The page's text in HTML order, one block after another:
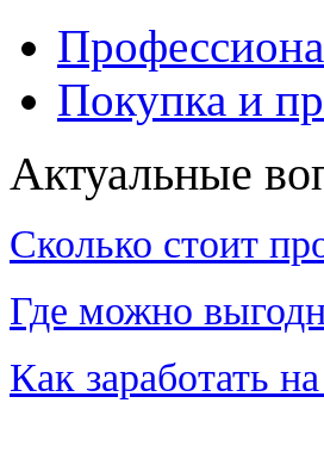
Покупка и
Актуальные
Сколько стоит
Где можно
Как заработать